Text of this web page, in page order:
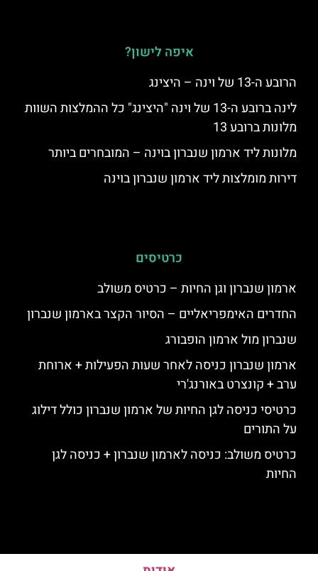
איפה לישון?
הרובע ה-13 של וינה – היצינג
לינה ברובע ה-13 של וינה "היצינג" כל ההמלצות השוות
מלונות ברובע 13
מלונות ליד ארמון שנברון בוינה – המובחרים ביותר
דירות מומלצות ליד ארמון שנברון בוינה
כרטיסים
ארמון שנברון וגן החיות – כרטיס משולב
החדרים האימפריאליים – הסיור הקצר בארמון שנברון
שנברון מול ארמון הופבורג
ארמון שנברון כניסה לאחר שעות הפעילות + ארוחת
ערב + קונצרט באורנג'רי
כרטיסי כניסה לגן החיות של ארמון שנברון כולל דילוג
על התורים
כרטיס משולב: כניסה לארמון שנברון + כניסה לגן
החיות